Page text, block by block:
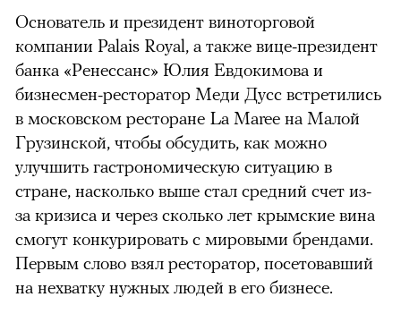
Основатель и президент виноторговой
компании Palais Royal, а также вице-президент
банка «Ренессанс» Юлия Евдокимова и
бизнесмен-ресторатор Меди Дусс встретились
в московском ресторане La Maree на Малой
Грузинской, чтобы обсудить, как можно
улучшить гастрономическую ситуацию в
стране, насколько выше стал средний счет из-
за кризиса и через сколько лет крымские вина
смогут конкурировать с мировыми брендами.
Первым слово взял ресторатор, посетовавший
на нехватку нужных людей в его бизнесе.